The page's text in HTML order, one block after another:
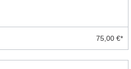
75,00 €*